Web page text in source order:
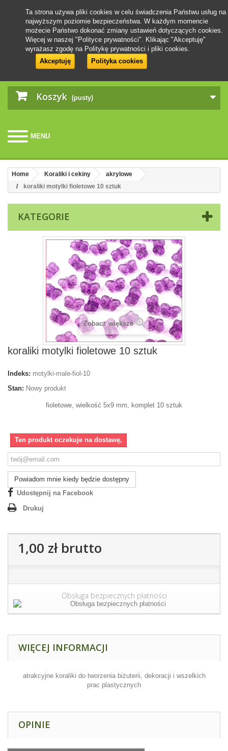
Koszyk (pusty)
MENU
Ta strona używa pliki cookies w celu świadczenia Państwu usług na
najwyższym poziomie bezpieczeństwa. W każdym momencie
możecie Państwo dokonać zmiany ustawień dotyczących cookies.
Więcej w naszej "Polityce prywatności". Klikając "Akceptuję"
wyrażasz zgodę na Politykę prywatności i pliki cookies.
Akceptuję
Polityka cookies
Home Koraliki i cekiny
akrylowe
koraliki motylki fioletowe 10 sztuk
KATEGORIE
Zobacz większe
koraliki motylki fioletowe 10 sztuk
Indeks: motylki-male-fiol-10
Stan: Nowy produkt
fioletowe, wielkość 5x9 mm, komplet 10 sztuk
Ten produkt oczekuje na dostawę,
Powiadom mnie kiedy będzie dostępny
Udostępnij na Facebook
Drukuj
1,00 złbrutto
Obsługa bezpiecznych płatności
WIĘCEJ INFORMACJI
atrakcyjne koraliki do tworzenia biżuterii, dekoracji i wszelkich
prac plastycznych
OPINIE